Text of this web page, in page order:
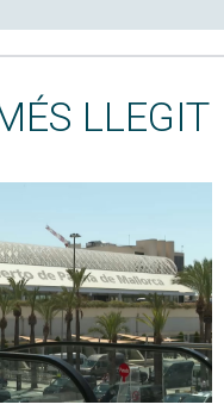
LLEGIT